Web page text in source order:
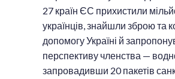
27 країн ЄС прихистили
українців, знайшли зброю та
допомогу Україні й
перспективу членства —
запровадивши 20 пакетів